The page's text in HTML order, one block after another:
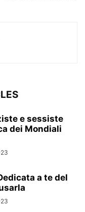
e sessiste
dei Mondiali
a te del